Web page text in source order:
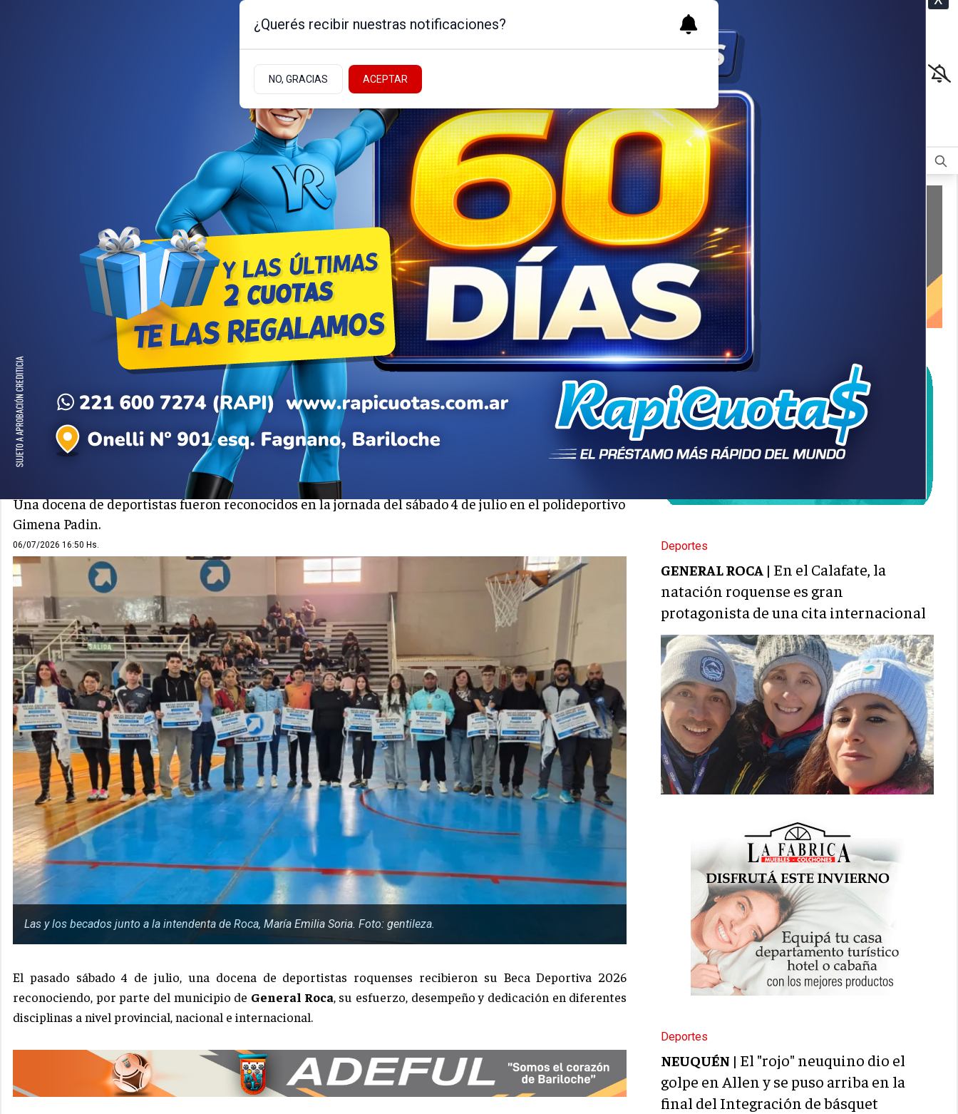
Noticias de la Patagonia
ZONA ANDINA ZONA ATLÁNTICA NEUQUÉN - ALTO VALLE NACIONALES CLASIFICADOS
DEPORTES
GENERAL ROCA
El municipio roquense hizo entrega de las becas
deportivas municipales
Una docena de deportistas fueron reconocidos en la jornada del sábado 4 de julio en el polideportivo
Gimena Padin.
06/07/2026 16:50 Hs.
Las y los becados junto a la intendenta de Roca, María Emilia Soria. Foto: gentileza.
El pasado sábado 4 de julio, una docena de deportistas roquenses recibieron su Beca Deportiva 2026
reconociendo, por parte del municipio de General Roca, su esfuerzo, desempeño y dedicación en diferentes
disciplinas a nivel provincial, nacional e internacional.
Deportes
GENERAL ROCA | En el Calafate, la
natación roquense es gran
protagonista de una cita internacional
Deportes
NEUQUÉN | El "rojo" neuquino dio el
golpe en Allen y se puso arriba en la
final del Integración de básquet
¿Querés recibir nuestras notificaciones?
NO, GRACIAS ACEPTAR